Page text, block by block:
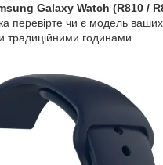
Galaxy Watch (R810 /
перевірте чи є модель
традиційними годинами.